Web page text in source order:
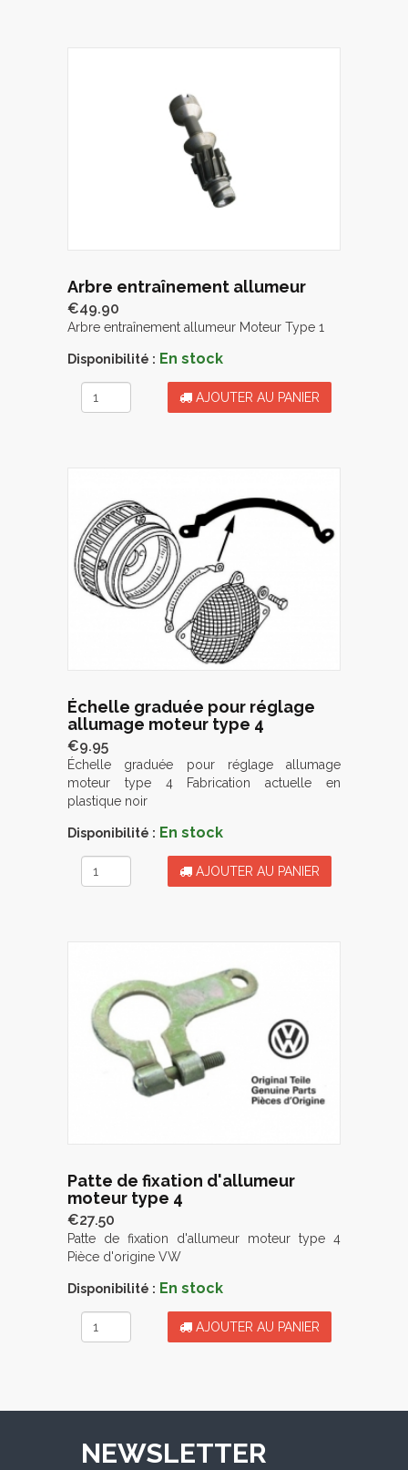
Arbre entraînement allumeur
€49.90
Arbre entraînement allumeur Moteur Type 1
Disponibilité : En stock
AJOUTER AU PANIER
Échelle graduée pour réglage
allumage moteur type 4
€9.95
Échelle graduée pour réglage allumage
moteur type 4 Fabrication actuelle en
plastique noir
Disponibilité : En stock
AJOUTER AU PANIER
Patte de fixation d'allumeur
moteur type 4
€27.50
Patte de fixation d'allumeur moteur type 4
Pièce d'origine VW
Disponibilité : En stock
AJOUTER AU PANIER
NEWSLETTER